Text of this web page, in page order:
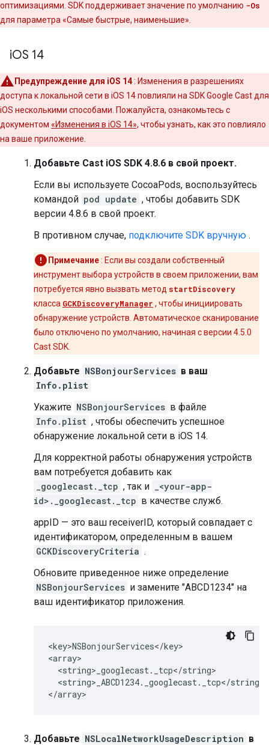
оптимизациями. SDK поддерживает значение по умолчанию -Os
для параметра «Самые быстрые, наименьшие».
iOS 14
Предупреждение для iOS 14: Изменения в разрешениях
доступа к локальной сети в iOS 14 повлияли на SDK Google Cast для
iOS несколькими способами. Пожалуйста, ознакомьтесь с
документом «Изменения в iOS 14», чтобы узнать, как это повлияло
на ваше приложение.
Добавьте Cast iOS SDK 4.8.6 в свой проект.
Если вы используете CocoaPods, воспользуйтесь
командой pod update , чтобы добавить SDK
версии 4.8.6 в свой проект.
В противном случае, подключите SDK вручную .
Примечание: Если вы создали собственный
инструмент выбора устройств в своем приложении, вам
потребуется явно вызвать метод startDiscovery
класса GCKDiscoveryManager , чтобы инициировать
обнаружение устройств. Автоматическое сканирование
было отключено по умолчанию, начиная с версии 4.5.0
Cast SDK.
Добавьте NSBonjourServices в ваш
Info.plist
Укажите NSBonjourServices в файле
Info.plist , чтобы обеспечить успешное
обнаружение локальной сети в iOS 14.
Для корректной работы обнаружения устройств
вам потребуется добавить как
_googlecast._tcp , так и
_<your-app-
id>._googlecast._tcp в качестве служб.
appID — это ваш receiverID, который совпадает с
идентификатором, определенным в вашем
GCKDiscoveryCriteria .
Обновите приведенное ниже определение
NSBonjourServices и замените "ABCD1234" на
ваш идентификатор приложения.
<key>NSBonjourServices</key>
<array>
  <string>_googlecast._tcp</string>
  <string>_ABCD1234._googlecast._tcp</string>
</array>
Добавьте NSLocalNetworkUsageDescription в